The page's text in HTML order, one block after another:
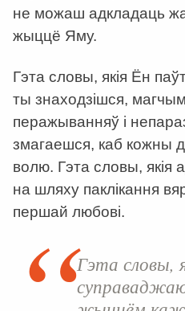
не можаш адкладаць
жыццё Яму.
Гэта словы, якія Ён
ты знаходзішся,
перажыванняў і
змагаешся, каб кожны
волю. Гэта словы, якія
на шляху паклікання
першай любові.
Гэта словы,